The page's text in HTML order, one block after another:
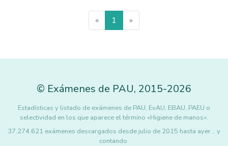
« 1 »
© Exámenes de PAU, 2015-2026
Estadísticas y listado de exámenes de PAU, EvAU, EBAU, PAEU o
selectividad en los que aparece el término «Higiene de manos».
37.274.621 exámenes descargados desde julio de 2015 hasta ayer... y
contando.